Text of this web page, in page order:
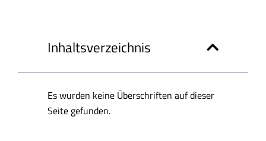
Inhaltsverzeichnis
Es wurden keine Überschriften auf dieser
Seite gefunden.